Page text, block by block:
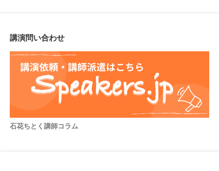
講演問い合わせ
石花ちとく講師コラム